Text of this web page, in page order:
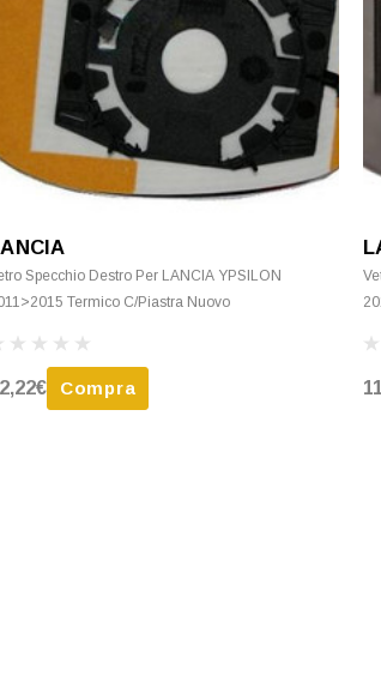
Specchio Destro Per LANCIA YPSILON
Termico C/Piastra Nuovo
Compra